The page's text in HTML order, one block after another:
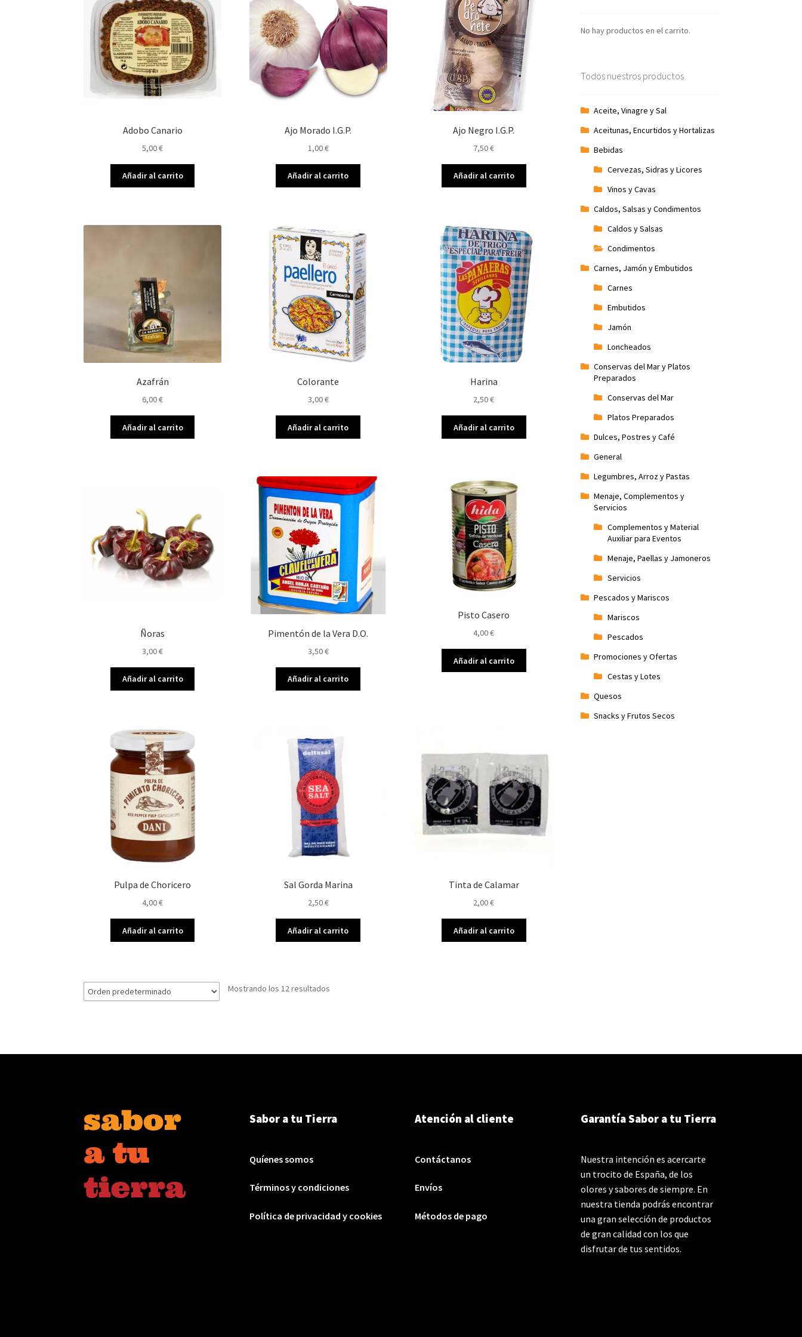
Adobo Canario
5,00€
Añadir al carrito
Ajo Morado I.G.P.
1,00€
Añadir al carrito
Ajo Negro I.G.P.
7,50€
Añadir al carrito
Azafrán
6,00€
Añadir al carrito
Colorante
3,00€
Añadir al carrito
Harina
2,50€
Añadir al carrito
Ñoras
3,00€
Añadir al carrito
Pimentón de la Vera D.O.
3,50€
Añadir al carrito
Pisto Casero
4,00€
Añadir al carrito
Pulpa de Choricero
4,00€
Añadir al carrito
Sal Gorda Marina
2,50€
Añadir al carrito
Tinta de Calamar
2,00€
Añadir al carrito
Mostrando los 12 resultados
No hay productos en el carrito.
Todos nuestros productos
Aceite, Vinagre y Sal
Aceitunas, Encurtidos y Hortalizas
Bebidas
Cervezas, Sidras y Licores
Vinos y Cavas
Caldos, Salsas y Condimentos
Caldos y Salsas
Condimentos
Carnes, Jamón y Embutidos
Carnes
Embutidos
Jamón
Loncheados
Conservas del Mar y Platos
Preparados
Conservas del Mar
Platos Preparados
Dulces, Postres y Café
General
Legumbres, Arroz y Pastas
Menaje, Complementos y
Servicios
Complementos y Material
Auxiliar para Eventos
Menaje, Paellas y Jamoneros
Servicios
Pescados y Mariscos
Mariscos
Pescados
Promociones y Ofertas
Cestas y Lotes
Quesos
Snacks y Frutos Secos
Sabor a tu Tierra
Quíenes somos
Términos y condiciones
Política de privacidad y cookies
Atención al cliente
Contáctanos
Envíos
Métodos de pago
Garantía Sabor a tu Tierra
Nuestra intención es acercarte
un trocito de España, de los
olores y sabores de siempre. En
nuestra tienda podrás encontrar
una gran selección de productos
de gran calidad con los que
disfrutar de tus sentidos.